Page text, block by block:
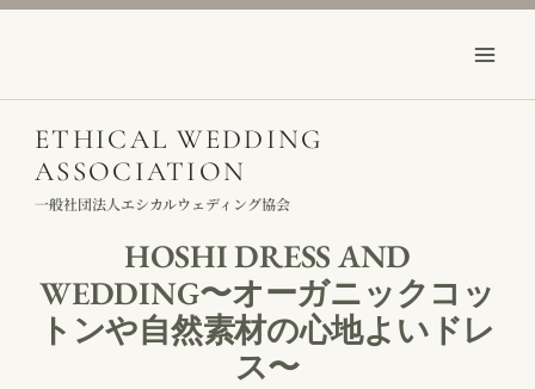
Skip
ETHICAL WEDDING
ASSOCIATION
一般社団法人エシカルウェディング協会
HOSHI DRESS AND
WEDDING〜オーガニックコッ
トンや自然素材の心地よいドレ
ス〜